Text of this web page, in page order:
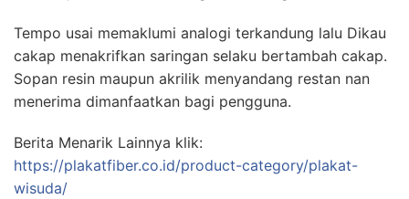
Tempo usai memaklumi analogi terkandung lalu Dikau
cakap menakrifkan saringan selaku bertambah cakap.
Sopan resin maupun akrilik menyandang restan nan
menerima dimanfaatkan bagi pengguna.
Berita Menarik Lainnya klik:
https://plakatfiber.co.id/product-category/plakat-
wisuda/